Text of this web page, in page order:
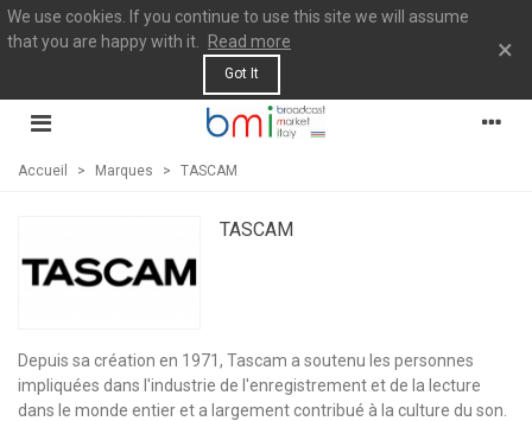
We use cookies. If you continue to use this site we will assume
that you are happy with it.
Read more
Got It
×
Accueil > Marques > TASCAM
TASCAM
Depuis sa création en 1971, Tascam a soutenu les personnes
impliquées dans l'industrie de l'enregistrement et de la lecture
dans le monde entier et a largement contribué à la culture du son.